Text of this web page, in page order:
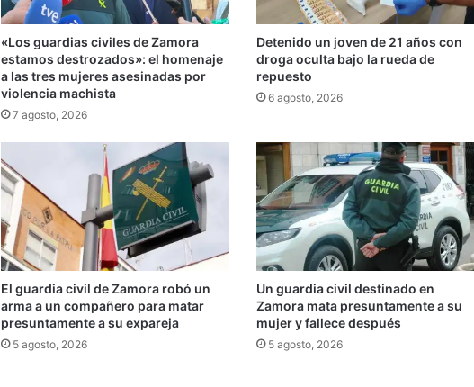
«Los guardias civiles de Zamora
estamos destrozados»: el homenaje
a las tres mujeres asesinadas por
violencia machista
7 agosto, 2026
Detenido un joven de 21 años con
droga oculta bajo la rueda de
repuesto
6 agosto, 2026
El guardia civil de Zamora robó un
arma a un compañero para matar
presuntamente a su expareja
5 agosto, 2026
Un guardia civil destinado en
Zamora mata presuntamente a su
mujer y fallece después
5 agosto, 2026